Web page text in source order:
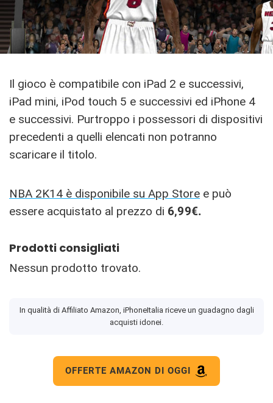
Il gioco è compatibile con iPad 2 e successivi,
iPad mini, iPod touch 5 e successivi ed iPhone 4
e successivi. Purtroppo i possessori di dispositivi
precedenti a quelli elencati non potranno
scaricare il titolo.
NBA 2K14 è disponibile su App Store e può
essere acquistato al prezzo di 6,99€.
Prodotti consigliati
Nessun prodotto trovato.
In qualità di Affiliato Amazon, iPhoneItalia riceve un guadagno dagli
acquisti idonei.
OFFERTE AMAZON DI OGGI